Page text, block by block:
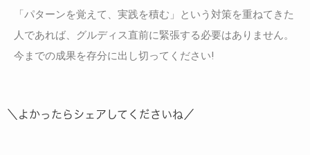
「パターンを覚えて、実践を積む」という対策を重ねてきた
人であれば、グルディス直前に緊張する必要はありません。
今までの成果を存分に出し切ってください!
＼よかったらシェアしてくださいね／